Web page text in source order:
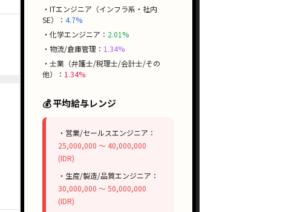
・ITエンジニア（インフラ系・社内
SE）： 4.7%
・化学エンジニア： 2.01%
・物流/倉庫管理： 1.34%
・士業（弁護士/税理士/会計士/その
他）： 1.34%
💰 平均給与レンジ
・営業/セールスエンジニア：
25,000,000 〜 40,000,000
(IDR)
・生産/製造/品質エンジニア：
30,000,000 〜 50,000,000
(IDR)